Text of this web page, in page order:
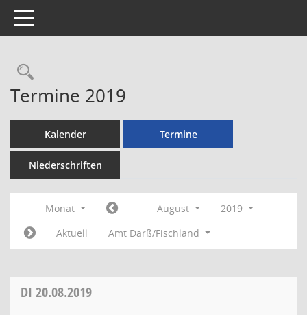
Toggle navigation
Rechercheauswahl
Termine 2019
Kalender Termine
Niederschriften
Monat August
2019
Aktuell
Amt Darß/Fischland
DI 20.08.2019